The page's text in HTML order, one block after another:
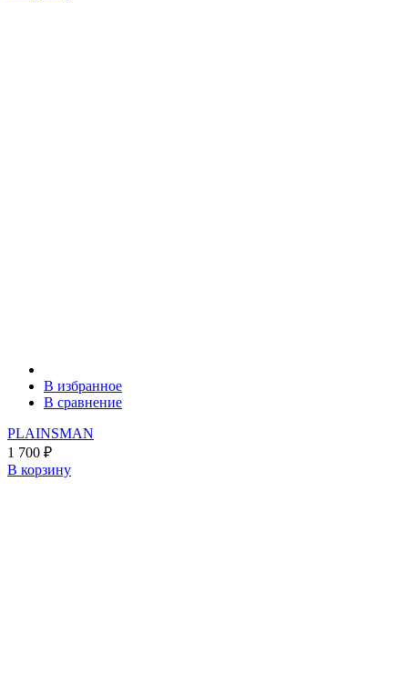
В избранное
В сравнение
PLAINSMAN
1 700 ₽
В корзину